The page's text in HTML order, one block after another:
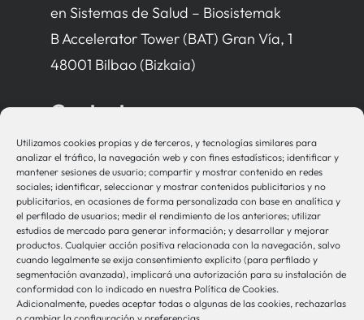
Utilizamos cookies propias y de terceros, y tecnologías similares para
analizar el tráfico, la navegación web y con fines estadísticos; identificar y
mantener sesiones de usuario; compartir y mostrar contenido en redes
sociales; identificar, seleccionar y mostrar contenidos publicitarios y no
publicitarios, en ocasiones de forma personalizada con base en analítica y
el perfilado de usuarios; medir el rendimiento de los anteriores; utilizar
estudios de mercado para generar información; y desarrollar y mejorar
productos. Cualquier acción positiva relacionada con la navegación, salvo
cuando legalmente se exija consentimiento explícito (para perfilado y
segmentación avanzada), implicará una autorización para su instalación de
conformidad con lo indicado en nuestra Política de Cookies.
Adicionalmente, puedes aceptar todas o algunas de las cookies, rechazarlas
en Sistemas de Salud – Biosistemak
B Accelerator Tower (BAT) Gran Vía, 1
48001 Bilbao (Bizkaia)
Contacto
bio-sistemak@bio-sistemak.eus
944 00 77 90
Otros Enlaces
Osakidetza